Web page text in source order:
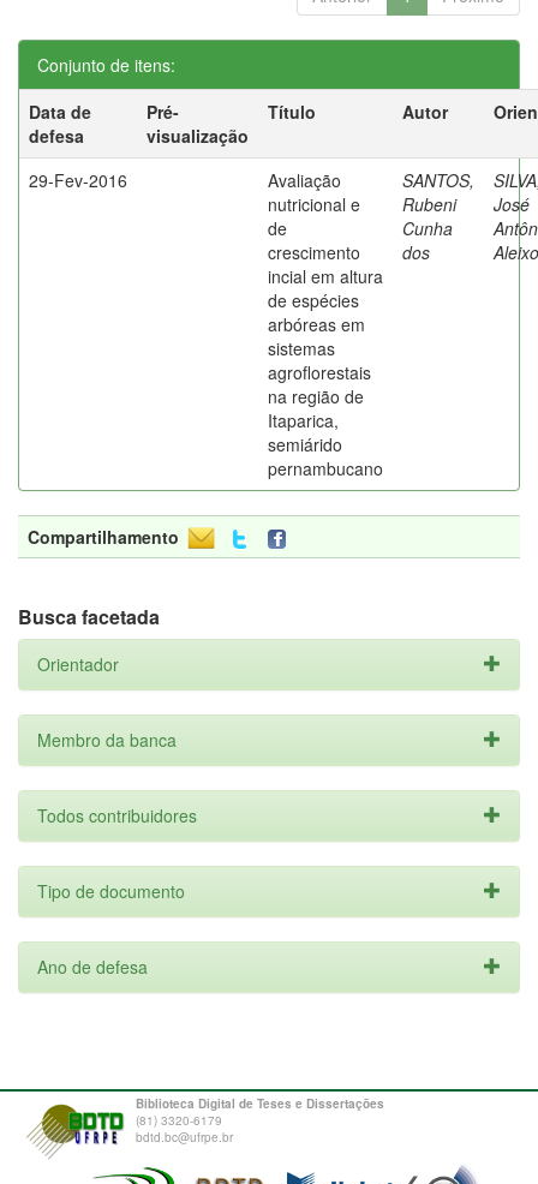
Conjunto de itens:
Data de
defesa
Pré-
visualização
Título Autor
29-Fev-2016
Avaliação
nutricional e
de
crescimento
incial em altura
de espécies
arbóreas em
sistemas
agroflorestais
na região de
Itaparica,
semiárido
pernambucano
SANTOS,
Rubeni
Cunha
dos
José
Compartilhamento
Busca facetada
Orientador
Membro da banca
Todos contribuidores
Tipo de documento
Ano de defesa
Biblioteca Digital de Teses e Dissertações
(81) 3320-6179
bdtd.bc@ufrpe.br